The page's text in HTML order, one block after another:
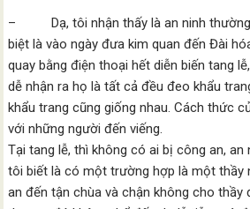
– Dạ, tôi nhận thấy là an ninh thường
biệt là vào ngày đưa kim quan đến Đài
quay bằng điện thoại hết diễn biến tang
dễ nhận ra họ là tất cả đều đeo khẩu
khẩu trang cũng giống nhau. Cách thức
với những người đến viếng.
Tại tang lễ, thì không có ai bị công an, an
tôi biết là có một trường hợp là một thầy
an đến tận chùa và chận không cho thầy